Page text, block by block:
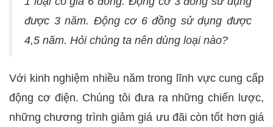
được 3 năm. Động cơ 6 đồng sử dụng được
4,5 năm. Hỏi chúng ta nên dùng loại nào?
Với kinh nghiệm nhiều năm trong lĩnh vực cung cấp
động cơ điện. Chúng tôi đưa ra những chiến lược,
những chương trình giảm giá ưu đãi còn tốt hơn giá